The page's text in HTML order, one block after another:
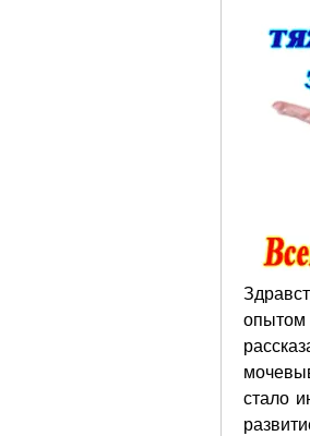
опытом
стало